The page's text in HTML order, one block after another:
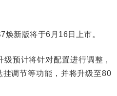
新版将于6月16日上市。
预计将针对配置进行调整，
调节等功能，并将升级至80